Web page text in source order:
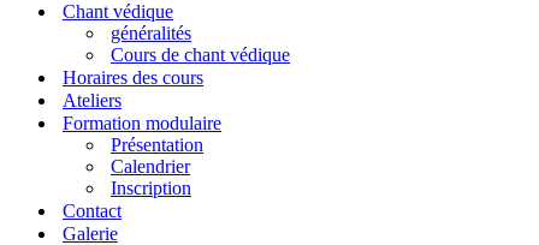
Chant védique
généralités
Cours de chant védique
Horaires des cours
Ateliers
Formation modulaire
Présentation
Calendrier
Inscription
Contact
Galerie